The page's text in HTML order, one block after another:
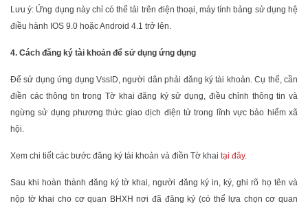
Lưu ý: Ứng dụng này chỉ có thể tải trên điện thoại, máy tính bảng sử dụng hệ
điều hành IOS 9.0 hoặc Android 4.1 trở lên.
4. Cách đăng ký tài khoản để sử dụng ứng dụng
Để sử dụng ứng dụng VssID, người dân phải đăng ký tài khoản. Cụ thể, cần
điền các thông tin trong Tờ khai đăng ký sử dụng, điều chỉnh thông tin và
ngừng sử dụng phương thức giao dịch điện tử trong lĩnh vực bảo hiểm xã
hội.
Xem chi tiết các bước đăng ký tài khoản và điền Tờ khai tại đây.
Sau khi hoàn thành đăng ký tờ khai, người đăng ký in, ký, ghi rõ họ tên và
nộp tờ khai cho cơ quan BHXH nơi đã đăng ký (có thể lựa chọn cơ quan